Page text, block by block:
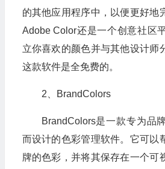
的其他应用程序中，以便更好地
Adobe Color还是一个创意社区
立你喜欢的颜色并与其他设计师
这款软件是全免费的。
2、BrandColors
BrandColors是一款专为品
而设计的色彩管理软件。它可以
牌的色彩，并将其保存在一个可